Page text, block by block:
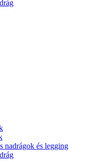
nadrágok és legging